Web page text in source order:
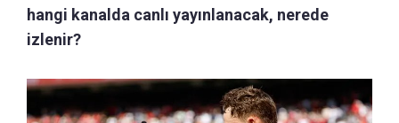
hangi kanalda canlı yayınlanacak, nerede
izlenir?